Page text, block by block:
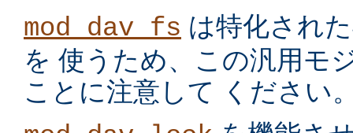
mod_dav_fs は特化され
を 使うため、この汎用モ
ことに注意して ください